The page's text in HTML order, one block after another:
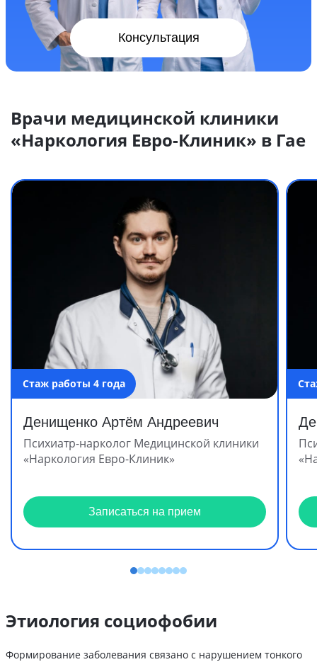
Консультация
Врачи медицинской клиники
«Наркология Евро-Клиник» в Гае
Стаж работы 4 года
Денищенко Артём Андреевич
Психиатр-нарколог Медицинской клиники
«Наркология Евро-Клиник»
Записаться на прием
Этиология социофобии
Формирование заболевания связано с нарушением тонкого